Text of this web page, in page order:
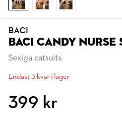
BACI
BACI CANDY NURSE
Sexiga catsuits
Endast 3 kvar i lager
399 kr